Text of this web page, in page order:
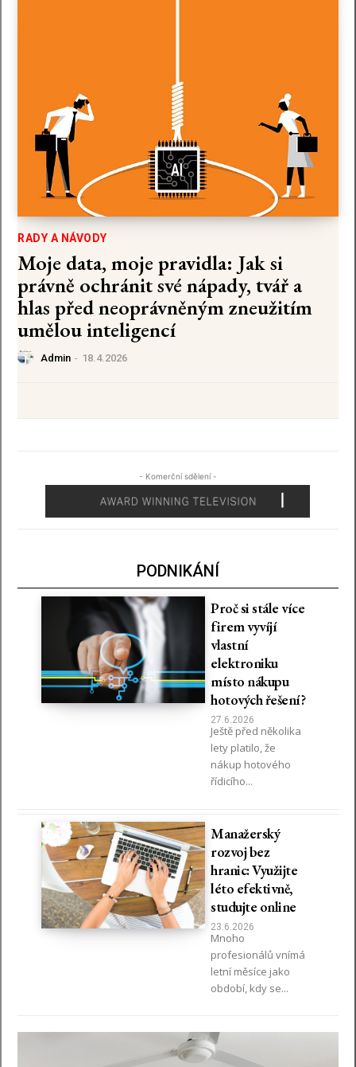
RADY A NÁVODY
Moje data, moje pravidla: Jak si
právně ochránit své nápady, tvář a
hlas před neoprávněným zneužitím
umělou inteligencí
Admin - 18.4.2026
- Komerční sdělení -
PODNIKÁNÍ
Proč si stále více
firem vyvíjí
vlastní
elektroniku
místo nákupu
hotových řešení?
27.6.2026
Ještě před několika
lety platilo, že
nákup hotového
řídicího...
Manažerský
rozvoj bez
hranic: Využijte
léto efektivně,
studujte online
23.6.2026
Mnoho
profesionálů vnímá
letní měsíce jako
období, kdy se...